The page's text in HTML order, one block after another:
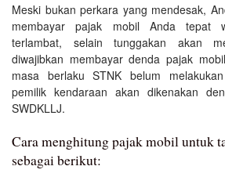
Meski bukan perkara yang mendesak,
membayar pajak mobil Anda tepat
terlambat, selain tunggakan akan
diwajibkan membayar denda pajak
masa berlaku STNK belum
pemilik kendaraan akan dikenakan
SWDKLLJ.
Cara menghitung pajak mobil untuk
sebagai berikut: